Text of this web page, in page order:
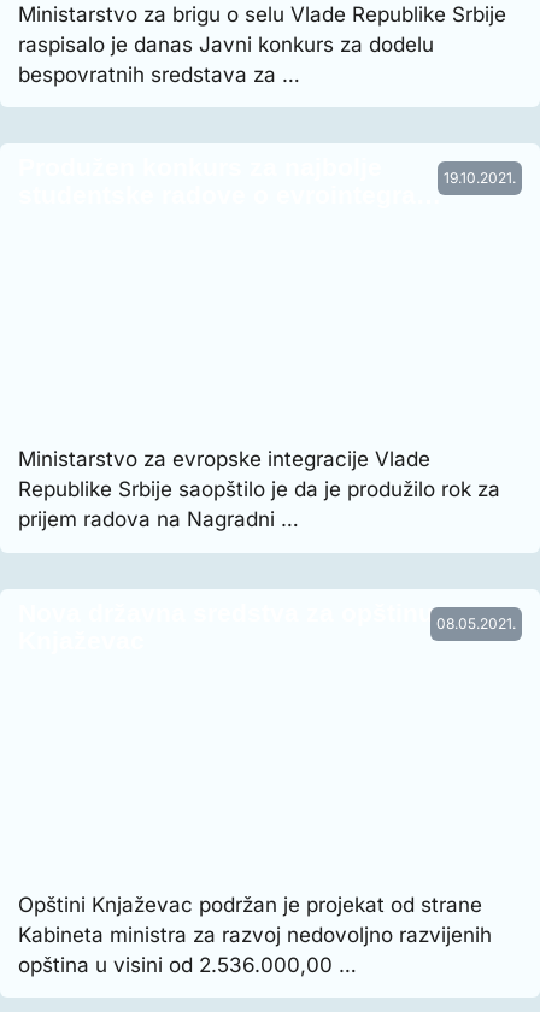
Ministarstvo za brigu o selu Vlade Republike Srbije
raspisalo je danas Javni konkurs za dodelu
bespovratnih sredstava za …
19.10.2021.
studentske radove o evrointegra…
Ministarstvo za evropske integracije Vlade
Republike Srbije saopštilo je da je produžilo rok za
prijem radova na Nagradni …
08.05.2021.
Nova državna sredstva za opštinu
Opštini Knjaževac podržan je projekat od strane
Kabineta ministra za razvoj nedovoljno razvijenih
opština u visini od 2.536.000,00 …